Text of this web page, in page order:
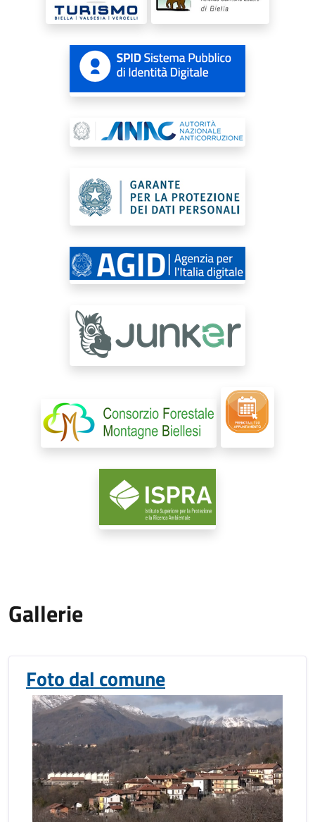
Gallerie
Foto dal comune